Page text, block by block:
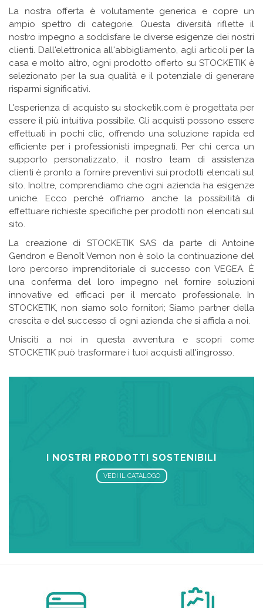
La nostra offerta è volutamente generica e copre un
ampio spettro di categorie. Questa diversità riflette il
nostro impegno a soddisfare le diverse esigenze dei nostri
clienti. Dall'elettronica all'abbigliamento, agli articoli per la
casa e molto altro, ogni prodotto offerto su STOCKETIK è
selezionato per la sua qualità e il potenziale di generare
risparmi significativi.
L'esperienza di acquisto su stocketik.com è progettata per
essere il più intuitiva possibile. Gli acquisti possono essere
effettuati in pochi clic, offrendo una soluzione rapida ed
efficiente per i professionisti impegnati. Per chi cerca un
supporto personalizzato, il nostro team di assistenza
clienti è pronto a fornire preventivi sui prodotti elencati sul
sito. Inoltre, comprendiamo che ogni azienda ha esigenze
uniche. Ecco perché offriamo anche la possibilità di
effettuare richieste specifiche per prodotti non elencati sul
sito.
La creazione di STOCKETIK SAS da parte di Antoine
Gendron e Benoît Vernon non è solo la continuazione del
loro percorso imprenditoriale di successo con VEGEA. È
una conferma del loro impegno nel fornire soluzioni
innovative ed efficaci per il mercato professionale. In
STOCKETIK, non siamo solo fornitori; Siamo partner della
crescita e del successo di ogni azienda che si affida a noi.
Unisciti a noi in questa avventura e scopri come
STOCKETIK può trasformare i tuoi acquisti all'ingrosso.
I NOSTRI PRODOTTI SOSTENIBILI
VEDI IL CATALOGO